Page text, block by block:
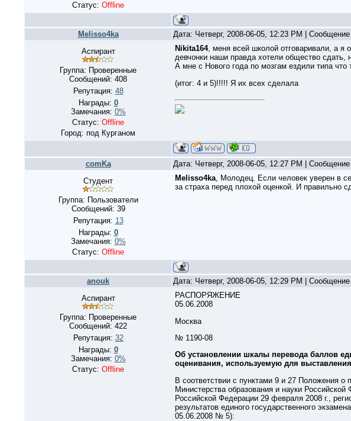
Статус: Offline
Melisso4ka Дата: Четверг, 2008-06-05, 12:23 PM |
Аспирант
Группа: Проверенные
Сообщений: 408
Репутация: 48
Награды: 0
Замечания: 0%
Статус: Offline
Город: под Курганом
Nikita164, меня всей школой отговаривали, а я
девчонки наши правда хотели общество сдать,
А мне с Нового года по мозгам ездили типа
(итог: 4 и 5)!!!!! Я их всех сделала
comKa Дата: Четверг, 2008-06-05, 12:27 PM |
Студент
Группа: Пользователи
Сообщений: 39
Репутация: 13
Награды: 0
Замечания: 0%
Статус: Offline
Melisso4ka, Молодец. Если человек уверен в
за страха перед плохой оценкой. И правильно
anouk Дата: Четверг, 2008-06-05, 12:29 PM |
Аспирант
Группа: Проверенные
Сообщений: 422
Репутация: 32
Награды: 0
Замечания: 0%
Статус: Offline
РАСПОРЯЖЕНИЕ
05.06.2008
Москва
№ 1190-08
Об установлении шкалы перевода баллов
оценивания, используемую для
В соответствии с пунктами 9 и 27 Положения о
Министерства образования и науки
Российской Федерации 29 февраля 2008 г.,
результатов единого государственного
05.06.2008 № 5):